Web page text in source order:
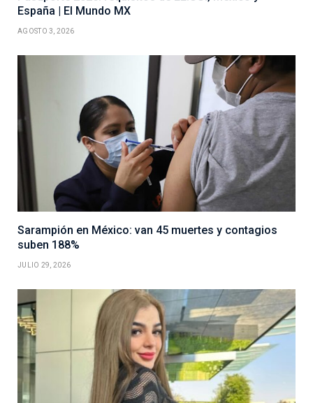
España | El Mundo MX
AGOSTO 3, 2026
Sarampión en México: van 45 muertes y contagios
suben 188%
JULIO 29, 2026